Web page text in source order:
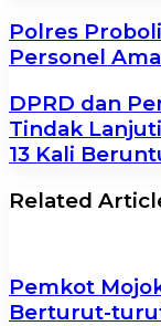
Polres
Personel
DPRD dan
Tindak
13 Kali
Related
Pemkot
Berturut-